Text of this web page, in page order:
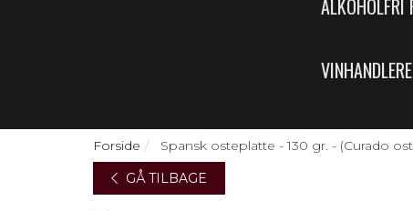
ALKOHOLFRI
Forside
Spansk osteplatte - 130 gr. - (Curado
GÅ TILBAGE